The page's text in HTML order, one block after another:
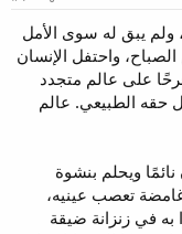
يبق له سوى الأمل
واحتفل الإنسان
على عالم متجدد
حقه الطبيعي. عالم
نائمًا ويحلم بنشوة
تعصب عينيه،
به في زنزانة ضيقة